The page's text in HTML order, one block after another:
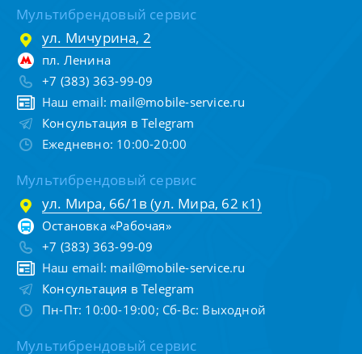
Мультибрендовый сервис
ул. Мичурина, 2
пл. Ленина
+7 (383) 363-99-09
Наш email: mail@mobile-service.ru
Консультация в Telegram
Ежедневно: 10:00-20:00
Мультибрендовый сервис
ул. Мира, 66/1в (ул. Мира, 62 к1)
Остановка «Рабочая»
+7 (383) 363-99-09
Наш email: mail@mobile-service.ru
Консультация в Telegram
Пн-Пт: 10:00-19:00; Сб-Вс: Выходной
Мультибрендовый сервис